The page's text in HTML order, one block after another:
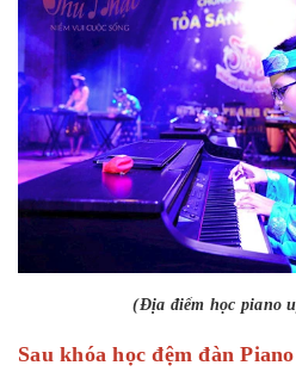
(Địa điểm học piano
Sau khóa học đệm đàn